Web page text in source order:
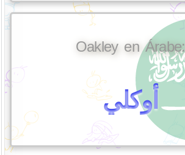
Oakley en Árabe:
أوكلي